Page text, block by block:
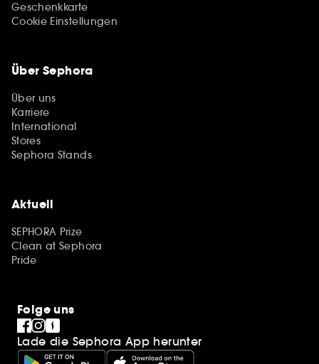
Geschenkkarte
Cookie Einstellungen
Über Sephora
Über uns
Karriere
International
Stores
Sephora Stands
Aktuell
SEPHORA Prize
Clean at Sephora
Pride
Folge uns
Lade die Sephora App herunter